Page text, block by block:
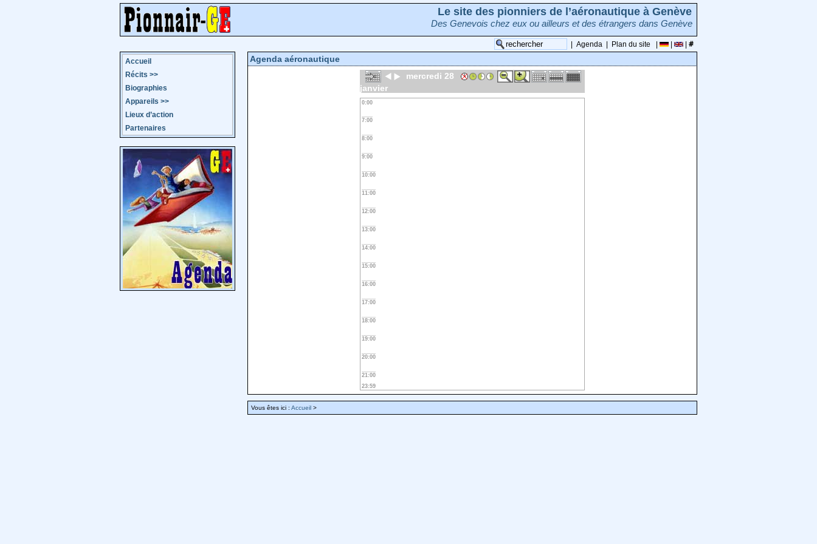
Le site des pionniers de l’aéronautique à Genève
Des Genevois chez eux ou ailleurs et des étrangers dans Genève
Agenda Plan du site
Accueil
Récits >>
Biographies
Appareils >>
Lieux d’action
Partenaires
Agenda aéronautique
mercredi 28
janvier
0:00
7:00
8:00
9:00
10:00
11:00
12:00
13:00
14:00
15:00
16:00
17:00
18:00
19:00
20:00
21:00
23:59
Vous êtes ici : Accueil >